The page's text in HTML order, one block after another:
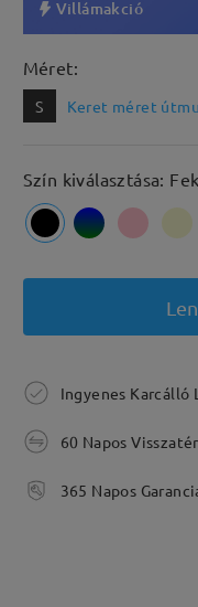
Villámakció
Méret:
S Keret méret
Szín kiválasztása:
Ingyenes Karcálló
60 Napos
365 Napos